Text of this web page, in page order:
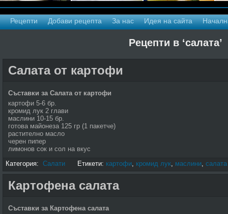
Рецепти Добави рецепта За нас Идея на сайта
Рецепти в ‘салата’
Салата от картофи
Съставки за Салата от картофи
картофи 5-6 бр.
кромид лук 2 глави
маслини 10-15 бр.
готова майонеза 125 гр (1 пакетче)
растително масло
черен пипер
лимонов сок и сол на вкус
Категория: Салати Етикети: картофи, кромид лук, маслини, салата
Картофена салата
Съставки за Картофена салата